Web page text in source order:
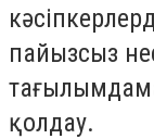
пайызсыз
қолдау.